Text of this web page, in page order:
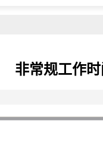
非常规工作